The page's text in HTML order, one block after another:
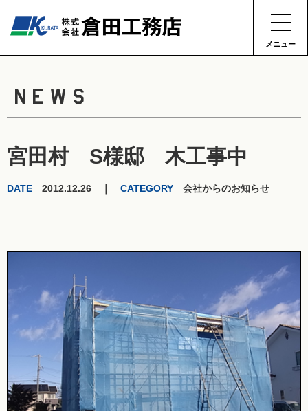
メニュー
NEWS
宮田村 S様邸 木工事中
DATE 2012.12.26 ｜ CATEGORY 会社からのお知らせ